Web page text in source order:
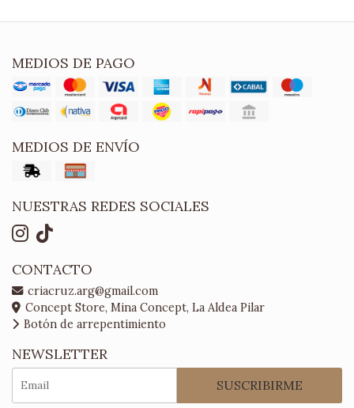
MEDIOS DE PAGO
MEDIOS DE ENVÍO
NUESTRAS REDES SOCIALES
CONTACTO
criacruz.arg@gmail.com
Concept Store, Mina Concept, La Aldea Pilar
Botón de arrepentimiento
NEWSLETTER
SUSCRIBIRME